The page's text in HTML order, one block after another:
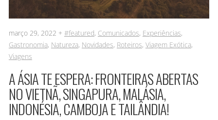
março 29, 2022 + #featured, Comunicados, Experiências,
Gastronomia, Natureza, Novidades, Roteiros, Viagem Exótica,
Viagens
A ÁSIA TE ESPERA: FRONTEIRAS ABERTAS
NO VIETNÃ, SINGAPURA, MALÁSIA,
INDONÉSIA, CAMBOJA E TAILÂNDIA!